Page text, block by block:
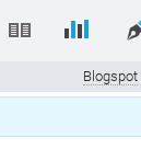
Blogspot